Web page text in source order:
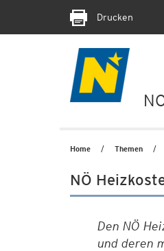
Drucken
Home Themen
NÖ
Den NÖ
und deren